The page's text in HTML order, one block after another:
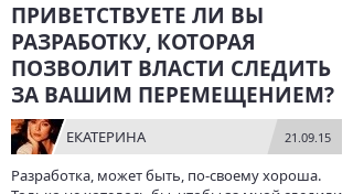
ПРИВЕТСТВУЕТЕ ЛИ ВЫ
РАЗРАБОТКУ, КОТОРАЯ
ПОЗВОЛИТ ВЛАСТИ СЛЕДИТЬ
ЗА ВАШИМ ПЕРЕМЕЩЕНИЕМ?
ЕКАТЕРИНА 21.09.15
Разработка, может быть, по-своему хороша.